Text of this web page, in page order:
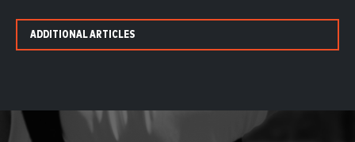
ADDITIONAL ARTICLES